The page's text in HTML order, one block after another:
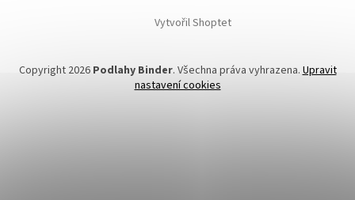
Vytvořil Shoptet
Copyright 2026 Podlahy Binder. Všechna práva vyhrazena. Upravit
nastavení cookies